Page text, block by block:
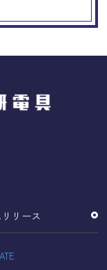
用につい
たユーザビリ
を使用し、当サ
行っておりま
がお客様のIPア
が、
できるものでは
ポリシーにおい
法・目的にお
に関し、お客様
リース